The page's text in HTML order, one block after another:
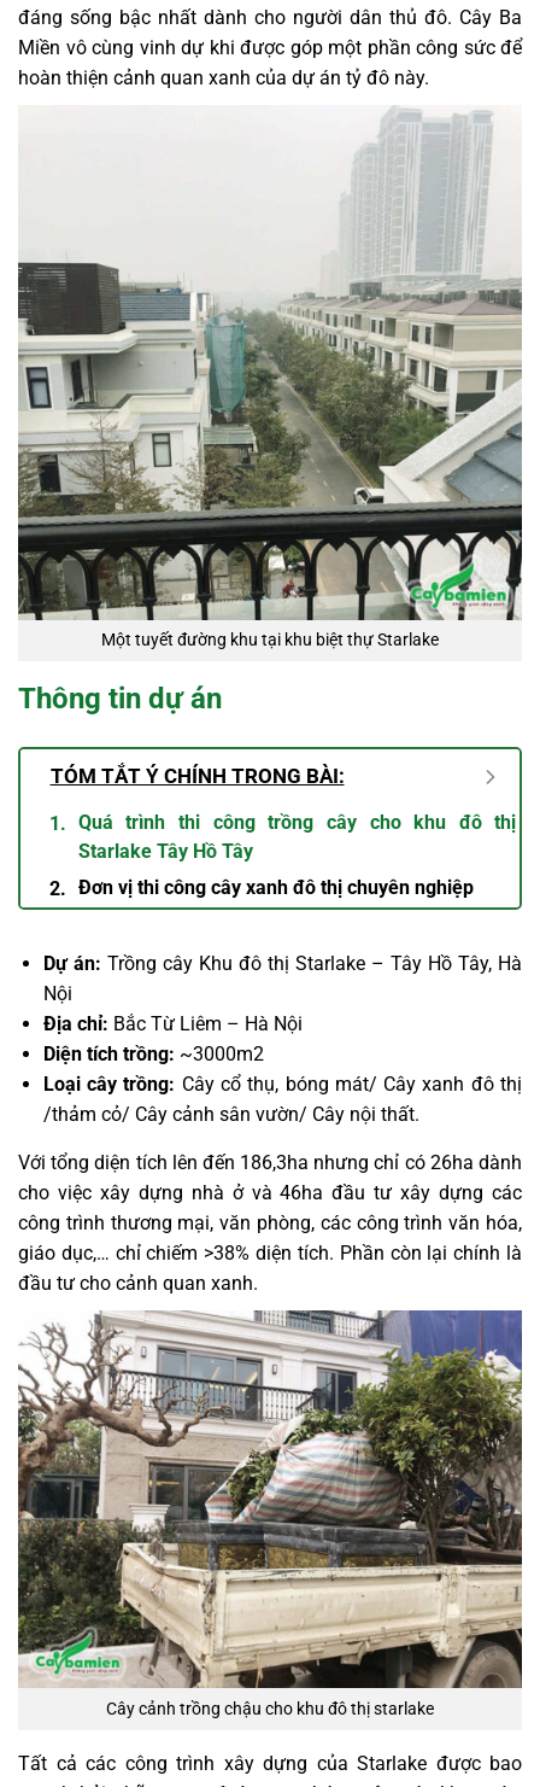
đáng sống bậc nhất dành cho người dân thủ đô. Cây Ba
Miền vô cùng vinh dự khi được góp một phần công sức để
hoàn thiện cảnh quan xanh của dự án tỷ đô này.
Một tuyết đường khu tại khu biệt thự Starlake
Thông tin dự án
TÓM TẮT Ý CHÍNH TRONG BÀI:
Quá trình thi công trồng cây cho khu đô thị
Starlake Tây Hồ Tây
Đơn vị thi công cây xanh đô thị chuyên nghiệp
Dự án: Trồng cây Khu đô thị Starlake – Tây Hồ Tây, Hà
Nội
Địa chỉ: Bắc Từ Liêm – Hà Nội
Diện tích trồng: ~3000m2
Loại cây trồng: Cây cổ thụ, bóng mát/ Cây xanh đô thị
/thảm cỏ/ Cây cảnh sân vườn/ Cây nội thất.
Với tổng diện tích lên đến 186,3ha nhưng chỉ có 26ha dành
cho việc xây dựng nhà ở và 46ha đầu tư xây dựng các
công trình thương mại, văn phòng, các công trình văn hóa,
giáo dục,… chỉ chiếm >38% diện tích. Phần còn lại chính là
đầu tư cho cảnh quan xanh.
Cây cảnh trồng chậu cho khu đô thị starlake
Tất cả các công trình xây dựng của Starlake được bao